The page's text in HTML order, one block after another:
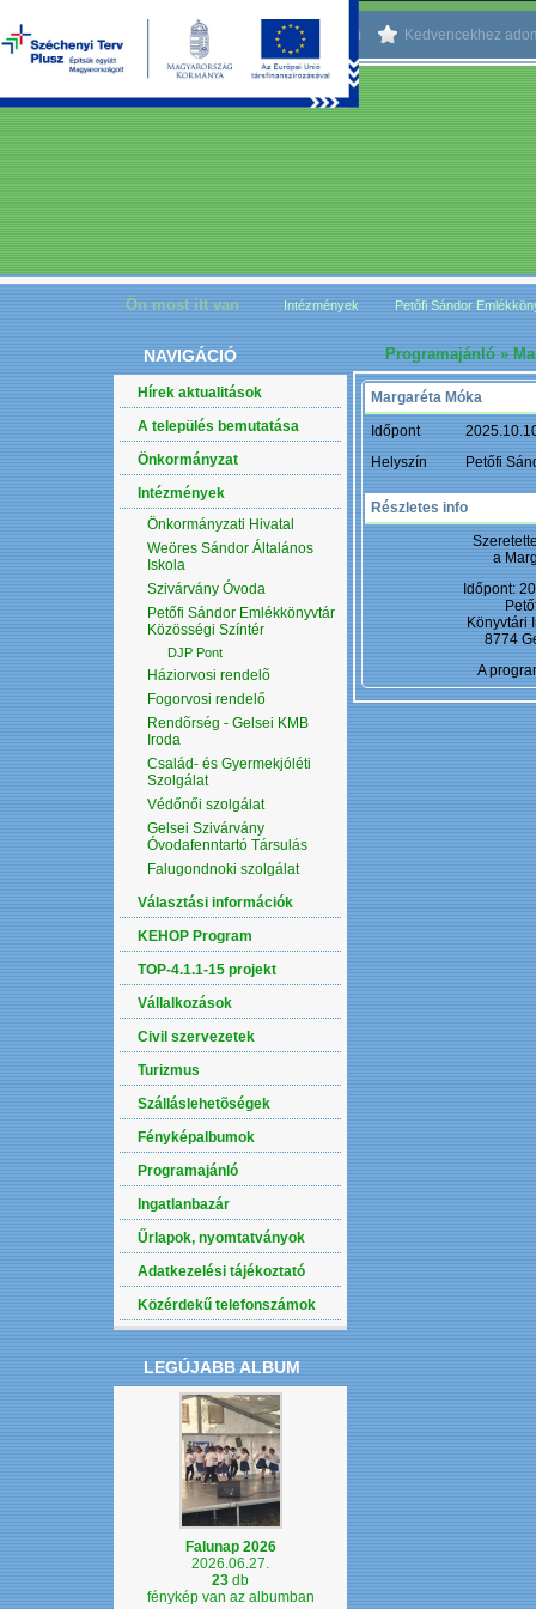
Kezdőlapnak beállítom Kedvencekhez
Ön most itt van Intézmények Petőfi Sándor
NAVIGÁCIÓ
Hírek aktualitások
A település bemutatása
Önkormányzat
Intézmények
Önkormányzati Hivatal
Weöres Sándor Általános
Iskola
Szivárvány Óvoda
Petőfi Sándor Emlékkönyvtár
Közösségi Színtér
DJP Pont
Háziorvosi rendelõ
Fogorvosi rendelő
Rendõrség - Gelsei KMB
Iroda
Család- és Gyermekjóléti
Szolgálat
Védőnői szolgálat
Gelsei Szivárvány
Óvodafenntartó Társulás
Falugondnoki szolgálat
Választási információk
KEHOP Program
TOP-4.1.1-15 projekt
Vállalkozások
Civil szervezetek
Turizmus
Szálláslehetõségek
Fényképalbumok
Programajánló
Ingatlanbazár
Űrlapok, nyomtatványok
Adatkezelési tájékoztató
Közérdekű telefonszámok
LEGÚJABB ALBUM
Falunap 2026
2026.06.27.
23 db
fénykép van az albumban
Programajánló »
Margaréta Móka
Időpont
Helyszín
Petőfi
Részletes info
a
Időpont:
Könyvtári
8774
A